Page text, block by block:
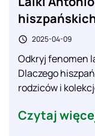
 2025-04-09
Odkryj fenomen
Dlaczego
rodziców i
Czytaj